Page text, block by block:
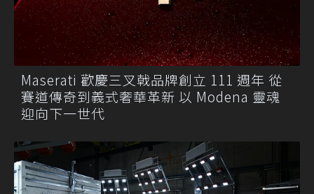
Maserati 歡慶三叉戟品牌創立 111 週年 從
賽道傳奇到義式奢華革新 以 Modena 靈魂
迎向下一世代